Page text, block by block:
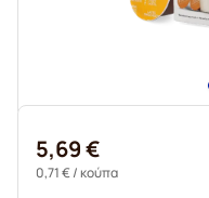
5,69 €
0,71 €/ κούπα